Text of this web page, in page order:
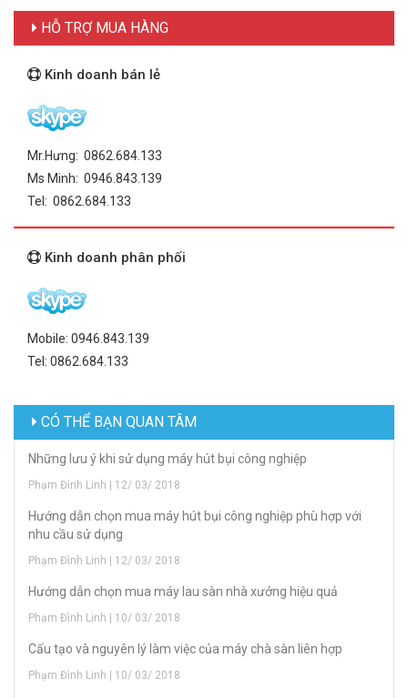
HỖ TRỢ MUA HÀNG
Kinh doanh bán lẻ
Mr.Hưng: 0862.684.133
Ms Minh: 0946.843.139
Tel: 0862.684.133
Kinh doanh phân phối
Mobile: 0946.843.139
Tel: 0862.684.133
CÓ THỂ BẠN QUAN TÂM
Những lưu ý khi sử dụng máy hút bụi công nghiệp
Phạm Đình Linh | 12/ 03/ 2018
Hướng dẫn chọn mua máy hút bụi công nghiệp phù hợp với
nhu cầu sử dụng
Phạm Đình Linh | 12/ 03/ 2018
Hướng dẫn chọn mua máy lau sàn nhà xưởng hiệu quả
Phạm Đình Linh | 10/ 03/ 2018
Cấu tạo và nguyên lý làm việc của máy chà sàn liên hợp
Phạm Đình Linh | 10/ 03/ 2018